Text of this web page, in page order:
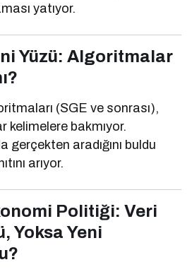
yatıyor.
Yüzü: Algoritmalar
(SGE ve sonrası),
kelimelere bakmıyor.
gerçekten aradığını buldu
arıyor.
Politiği: Veri
Yoksa Yeni